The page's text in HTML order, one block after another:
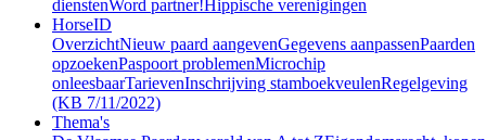
dienstenWord partner!Hippische verenigingen
HorseID
OverzichtNieuw paard aangevenGegevens aanpassenPaarden
opzoekenPaspoort problemenMicrochip
onleesbaarTarievenInschrijving stamboekveulenRegelgeving
(KB 7/11/2022)
Thema's